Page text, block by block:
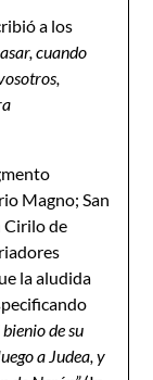
a los
cuando
Magno; San
Cirilo de
la aludida
de su
a Judea, y